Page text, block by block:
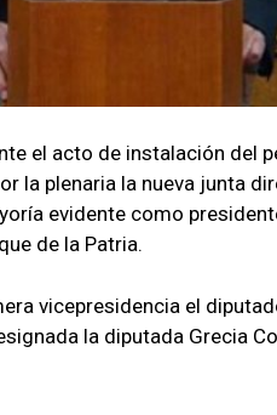
el acto de instalación del
la plenaria la nueva junta
evidente como
de la Patria.
vicepresidencia el
la diputada Grecia